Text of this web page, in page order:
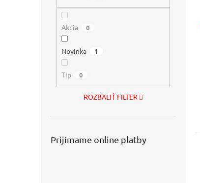
Akcia 0
Novinka 1
Tip 0
ROZBALIŤ FILTER
Prijímame online platby